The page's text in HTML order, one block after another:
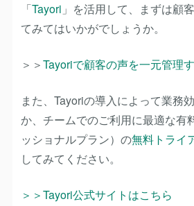
「Tayori 」を活用して、まずは顧
てみてはいかがでしょうか。
＞＞Tayoriで顧客の声を一元管理
また、Tayoriの導入によって業務
か、チームでのご利用に最適な有
ッショナルプラン）の無料トライ
してみてください。
＞＞Tayori公式サイトはこちら